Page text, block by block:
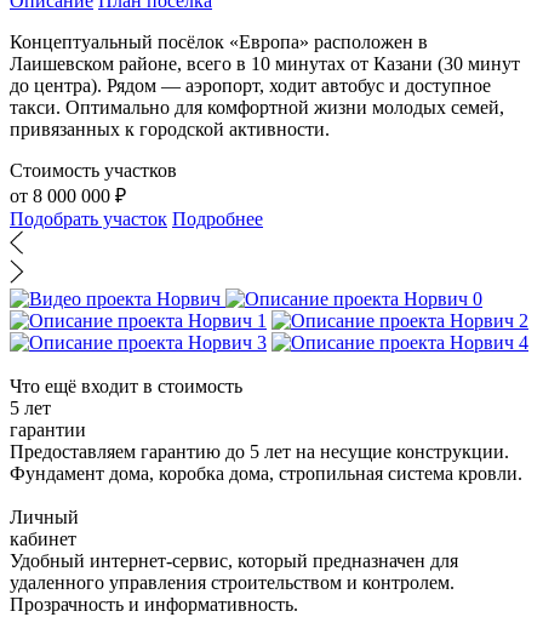
Концептуальный посёлок «Европа» расположен в
Лаишевском районе, всего в 10 минутах от Казани (30 минут
до центра). Рядом — аэропорт, ходит автобус и доступное
такси. Оптимально для комфортной жизни молодых семей,
привязанных к городской активности.
Стоимость участков
от 8 000 000 ₽
Подобрать участок Подробнее
Что ещё входит в стоимость
5 лет
гарантии
Предоставляем гарантию до 5 лет на несущие конструкции.
Фундамент дома, коробка дома, стропильная система кровли.
Личный
кабинет
Удобный интернет-сервис, который предназначен для
удаленного управления строительством и контролем.
Прозрачность и информативность.